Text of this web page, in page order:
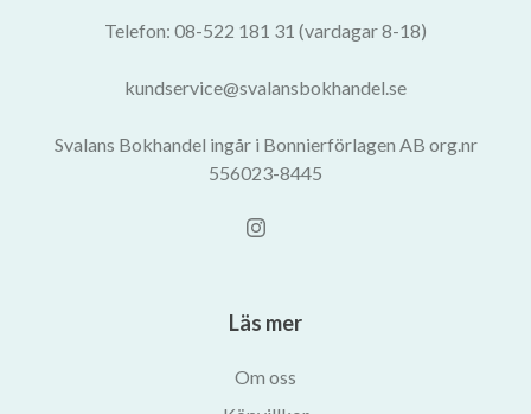
Telefon: 08-522 181 31 (vardagar 8-18)
kundservice@svalansbokhandel.se
Svalans Bokhandel ingår i Bonnierförlagen AB org.nr
556023-8445
Läs mer
Om oss